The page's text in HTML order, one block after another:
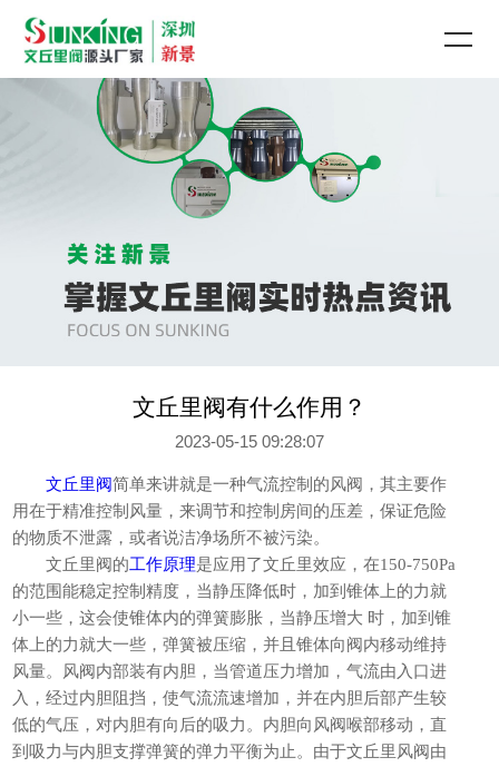
文丘里阀有什么作用？
2023-05-15 09:28:07
文丘里阀简单来讲就是一种气流控制的风阀，其主要作
用在于精准控制风量，来调节和控制房间的压差，保证危险
的物质不泄露，或者说洁净场所不被污染。
文丘里阀的工作原理是应用了文丘里效应，在150-750Pa
的范围能稳定控制精度，当静压降低时，加到锥体上的力就
小一些，这会使锥体内的弹簧膨胀，当静压增大 时，加到锥
体上的力就大一些，弹簧被压缩，并且锥体向阀内移动维持
风量。风阀内部装有内胆，当管道压力增加，气流由入口进
入，经过内胆阻挡，使气流流速增加，并在内胆后部产生较
低的气压，对内胆有向后的吸力。内胆向风阀喉部移动，直
到吸力与内胆支撑弹簧的弹力平衡为止。由于文丘里风阀由